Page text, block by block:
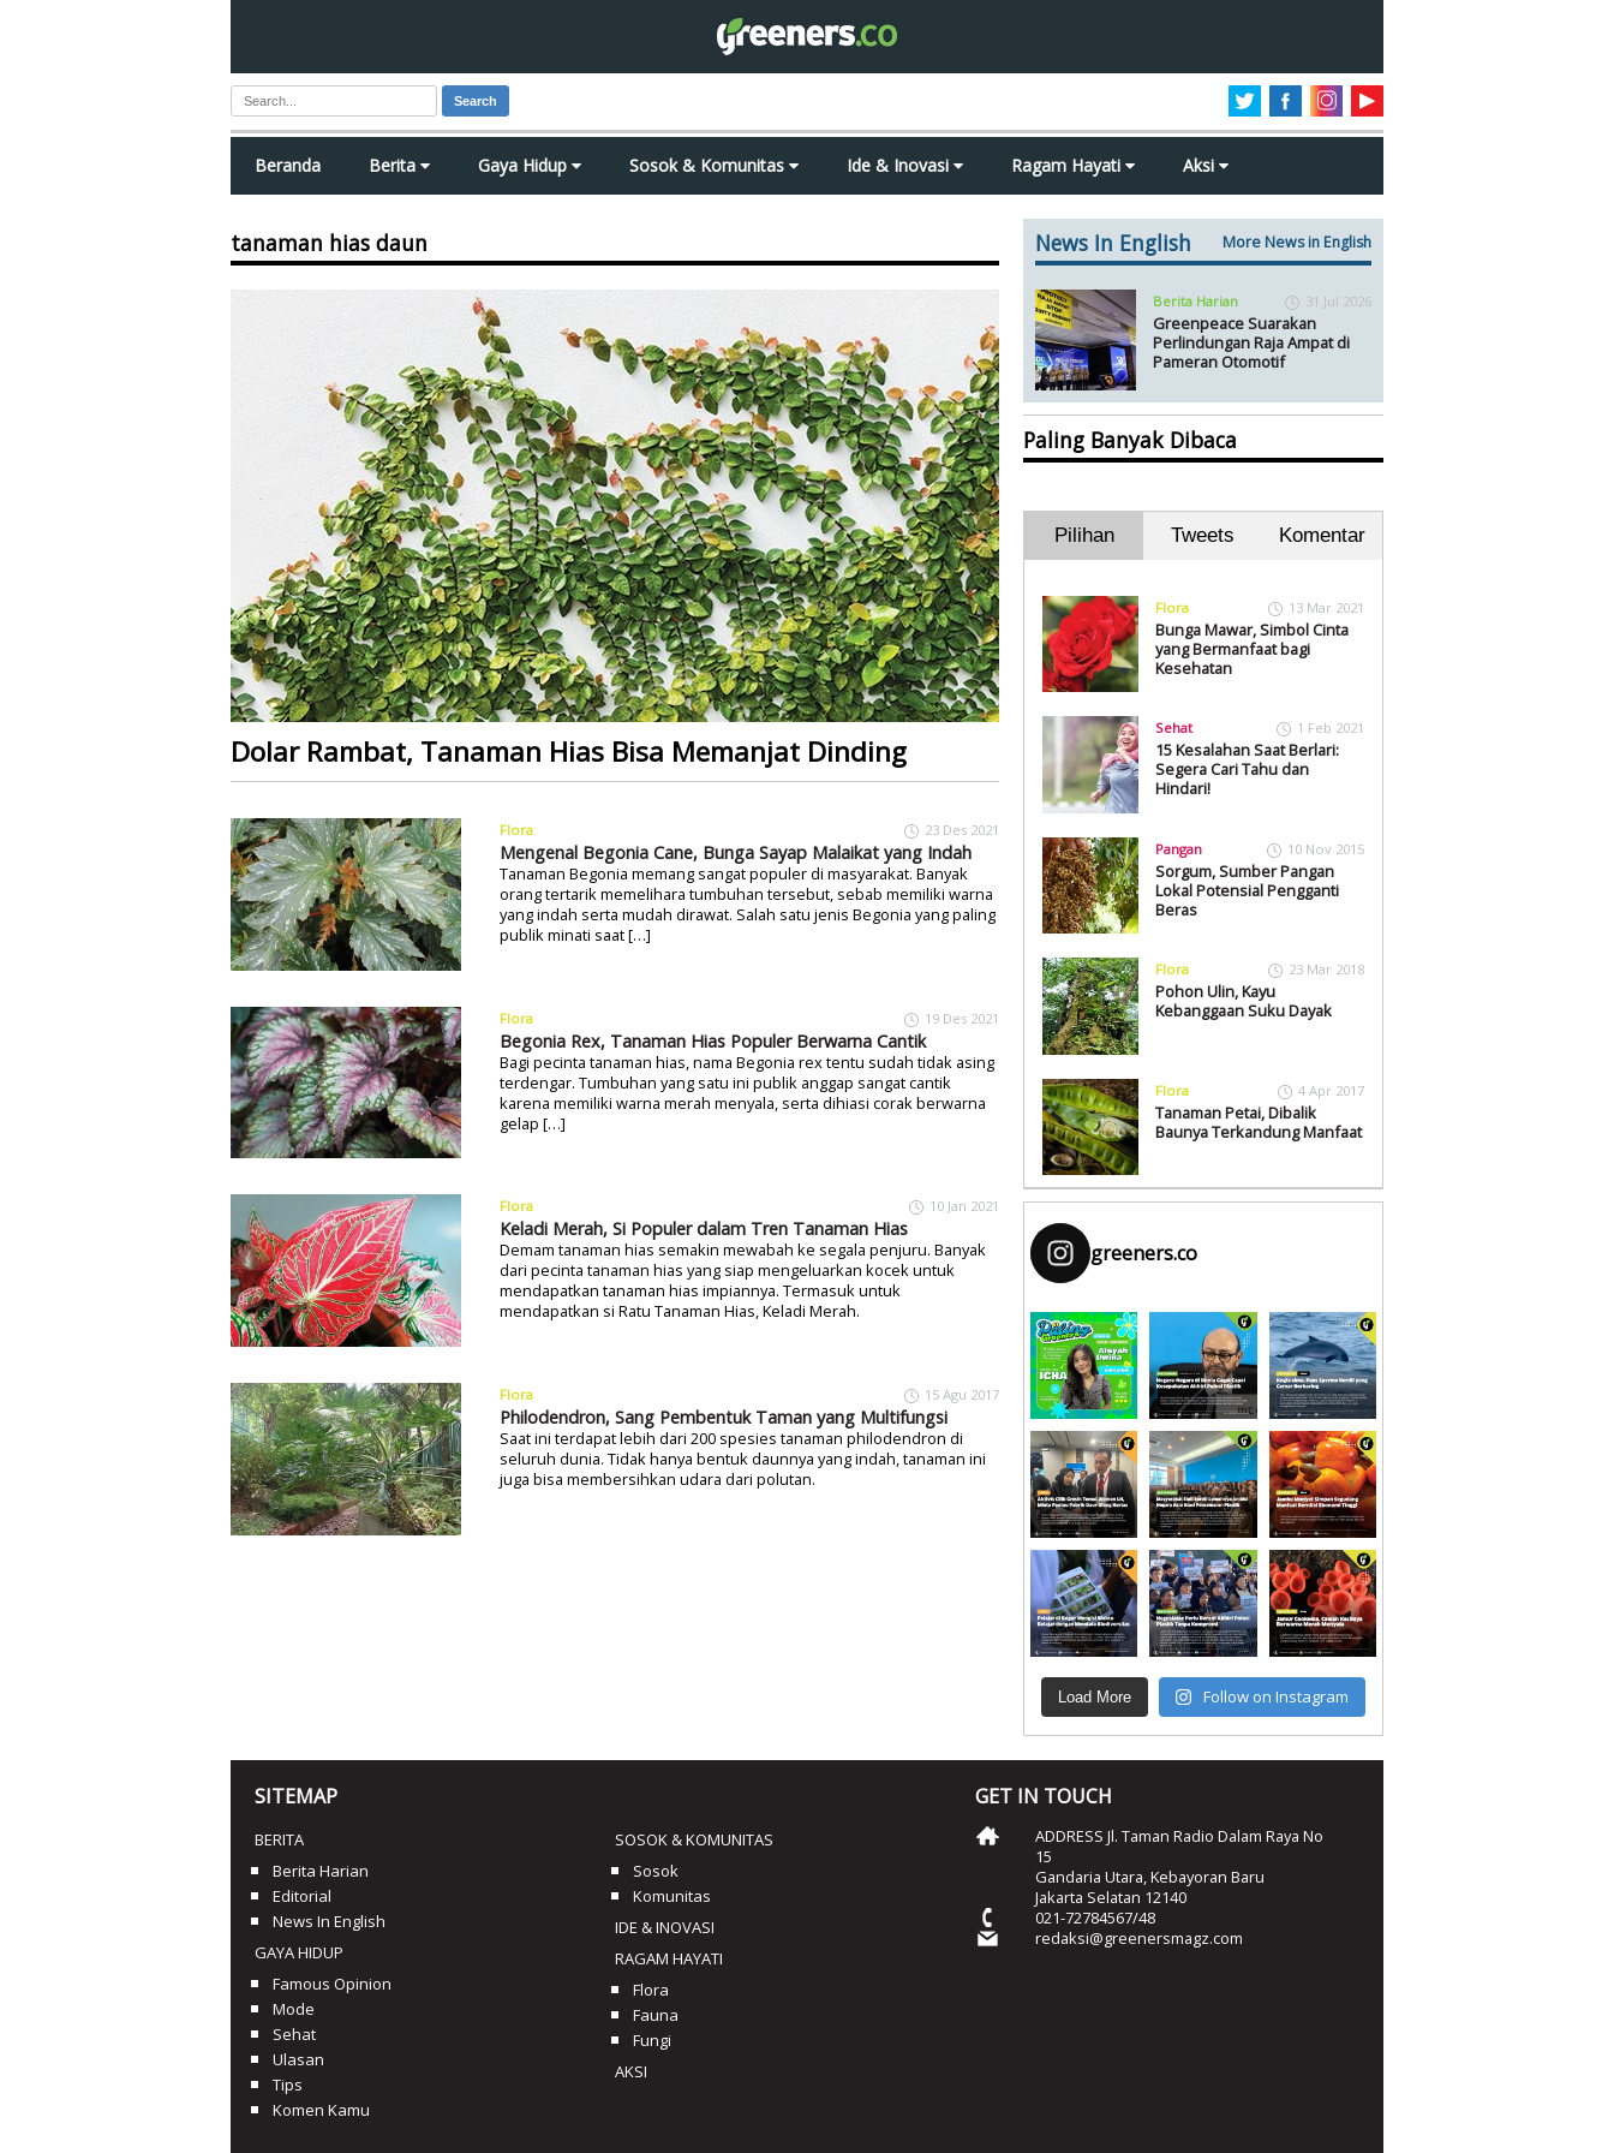
Search
Beranda Berita Gaya Hidup Sosok & Komunitas Ide & Inovasi Ragam Hayati Aksi
tanaman hias daun
Dolar Rambat, Tanaman Hias Bisa Memanjat Dinding
Flora 23 Des 2021
Mengenal Begonia Cane, Bunga Sayap Malaikat yang Indah
Tanaman Begonia memang sangat populer di masyarakat. Banyak
orang tertarik memelihara tumbuhan tersebut, sebab memiliki warna
yang indah serta mudah dirawat. Salah satu jenis Begonia yang paling
publik minati saat […]
Flora 19 Des 2021
Begonia Rex, Tanaman Hias Populer Berwarna Cantik
Bagi pecinta tanaman hias, nama Begonia rex tentu sudah tidak asing
terdengar. Tumbuhan yang satu ini publik anggap sangat cantik
karena memiliki warna merah menyala, serta dihiasi corak berwarna
gelap […]
Flora 10 Jan 2021
Keladi Merah, Si Populer dalam Tren Tanaman Hias
Demam tanaman hias semakin mewabah ke segala penjuru. Banyak
dari pecinta tanaman hias yang siap mengeluarkan kocek untuk
mendapatkan tanaman hias impiannya. Termasuk untuk
mendapatkan si Ratu Tanaman Hias, Keladi Merah.
Flora 15 Agu 2017
Philodendron, Sang Pembentuk Taman yang Multifungsi
Saat ini terdapat lebih dari 200 spesies tanaman philodendron di
seluruh dunia. Tidak hanya bentuk daunnya yang indah, tanaman ini
juga bisa membersihkan udara dari polutan.
News In English More News in English
Berita Harian 31 Jul 2026
Greenpeace Suarakan
Perlindungan Raja Ampat di
Pameran Otomotif
Paling Banyak Dibaca
Pilihan Tweets Komentar
Flora 13 Mar 2021
Bunga Mawar, Simbol Cinta
yang Bermanfaat bagi
Kesehatan
Sehat 1 Feb 2021
15 Kesalahan Saat Berlari:
Segera Cari Tahu dan
Hindari!
Pangan 10 Nov 2015
Sorgum, Sumber Pangan
Lokal Potensial Pengganti
Beras
Flora 23 Mar 2018
Pohon Ulin, Kayu
Kebanggaan Suku Dayak
Flora 4 Apr 2017
Tanaman Petai, Dibalik
Baunya Terkandung Manfaat
greeners.co
Load More Follow on Instagram
SITEMAP
BERITA
Berita Harian
Editorial
News In English
GAYA HIDUP
Famous Opinion
Mode
Sehat
Ulasan
Tips
Komen Kamu
SOSOK & KOMUNITAS
Sosok
Komunitas
IDE & INOVASI
RAGAM HAYATI
Flora
Fauna
Fungi
AKSI
GET IN TOUCH
ADDRESS Jl. Taman Radio Dalam Raya No
15
Gandaria Utara, Kebayoran Baru
Jakarta Selatan 12140
021-72784567/48
redaksi@greenersmagz.com